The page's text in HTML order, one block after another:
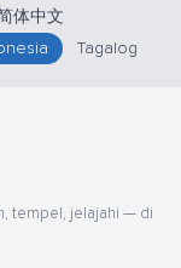
体中文
Tagalog
tempel, jelajahi — di